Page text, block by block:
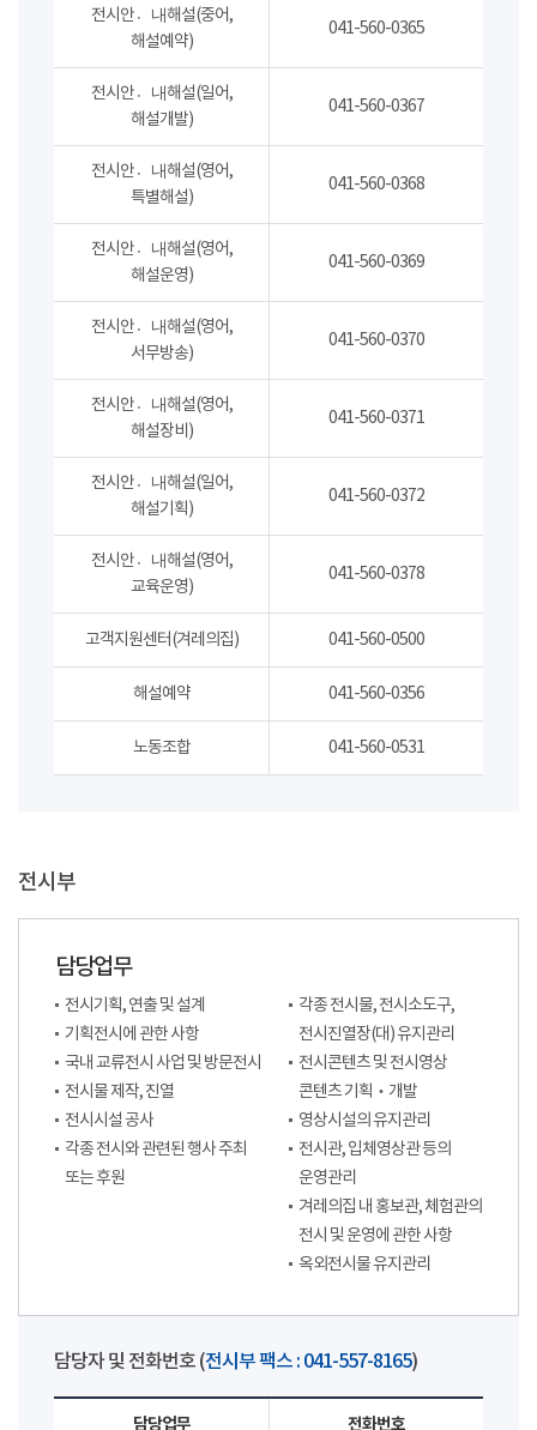
전시안내〮해설(중어,
해설예약)
041-560-0365
전시안내〮해설(일어,
해설개발)
041-560-0367
전시안내〮해설(영어,
특별해설)
041-560-0368
전시안내〮해설(영어,
해설운영)
041-560-0369
전시안내〮해설(영어,
서무방송)
041-560-0370
전시안내〮해설(영어,
해설장비)
041-560-0371
전시안내〮해설(일어,
해설기획)
041-560-0372
전시안내〮해설(영어,
교육운영)
041-560-0378
고객지원센터(겨레의집) 041-560-0500
해설예약 041-560-0356
노동조합 041-560-0531
전시부
담당업무
전시기획, 연출 및 설계
기획전시에 관한 사항
국내 교류전시 사업 및 방문전시
전시물 제작, 진열
전시시설 공사
각종 전시와 관련된 행사 주최
또는 후원
각종 전시물, 전시소도구,
전시진열장(대) 유지관리
전시콘텐츠 및 전시영상
콘텐츠 기획‧개발
영상시설의 유지관리
전시관, 입체영상관 등의
운영관리
겨레의집 내 홍보관, 체험관의
전시 및 운영에 관한 사항
옥외전시물 유지관리
담당자 및 전화번호 (전시부 팩스 : 041-557-8165)
담당업무 전화번호